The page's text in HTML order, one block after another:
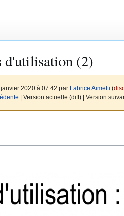
d'utilisation (2)
2020 à 07:42 par Fabrice Aimetti (
| Version actuelle (diff) | Version